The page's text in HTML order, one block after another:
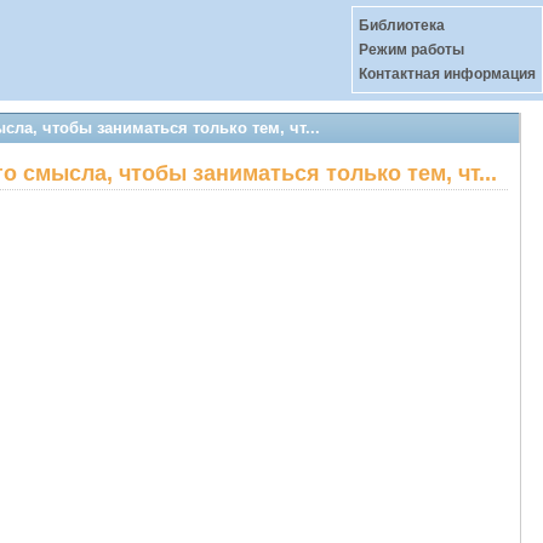
Библиотека
Режим работы
Контактная информация
чтобы заниматься только тем, чт...
смысла, чтобы заниматься только тем, чт...